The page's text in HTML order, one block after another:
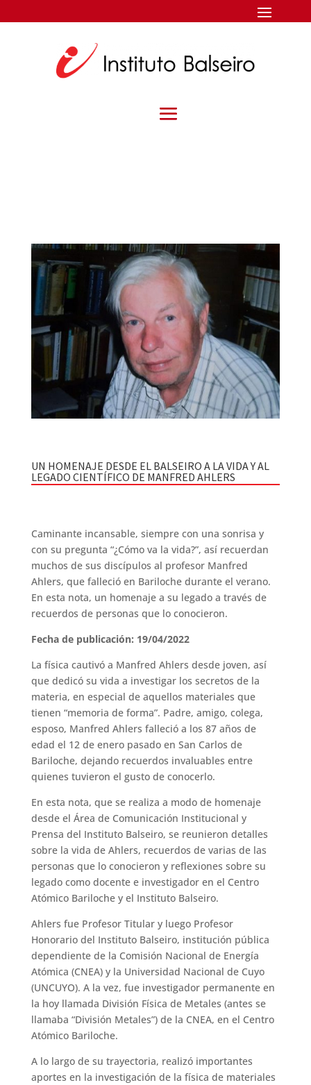
UN HOMENAJE DESDE EL BALSEIRO A LA VIDA Y AL
LEGADO CIENTÍFICO DE MANFRED AHLERS
Caminante incansable, siempre con una sonrisa y
con su pregunta “¿Cómo va la vida?”, así recuerdan
muchos de sus discípulos al profesor Manfred
Ahlers, que falleció en Bariloche durante el verano.
En esta nota, un homenaje a su legado a través de
recuerdos de personas que lo conocieron.
Fecha de publicación: 19/04/2022
La física cautivó a Manfred Ahlers desde joven, así
que dedicó su vida a investigar los secretos de la
materia, en especial de aquellos materiales que
tienen “memoria de forma”. Padre, amigo, colega,
esposo, Manfred Ahlers falleció a los 87 años de
edad el 12 de enero pasado en San Carlos de
Bariloche, dejando recuerdos invaluables entre
quienes tuvieron el gusto de conocerlo.
En esta nota, que se realiza a modo de homenaje
desde el Área de Comunicación Institucional y
Prensa del Instituto Balseiro, se reunieron detalles
sobre la vida de Ahlers, recuerdos de varias de las
personas que lo conocieron y reflexiones sobre su
legado como docente e investigador en el Centro
Atómico Bariloche y el Instituto Balseiro.
Ahlers fue Profesor Titular y luego Profesor
Honorario del Instituto Balseiro, institución pública
dependiente de la Comisión Nacional de Energía
Atómica (CNEA) y la Universidad Nacional de Cuyo
(UNCUYO). A la vez, fue investigador permanente en
la hoy llamada División Física de Metales (antes se
llamaba “División Metales”) de la CNEA, en el Centro
Atómico Bariloche.
A lo largo de su trayectoria, realizó importantes
aportes en la investigación de la física de materiales